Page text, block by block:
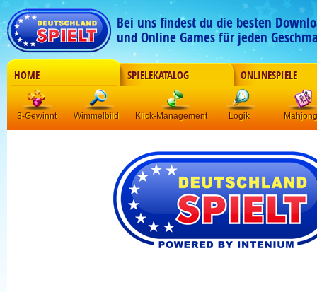
Bei uns findest du die besten
und Online Games für jeden
HOME SPIELEKATALOG ONLINESPIELE
3-Gewinnt Wimmelbild Klick-Management Logik Mahjong